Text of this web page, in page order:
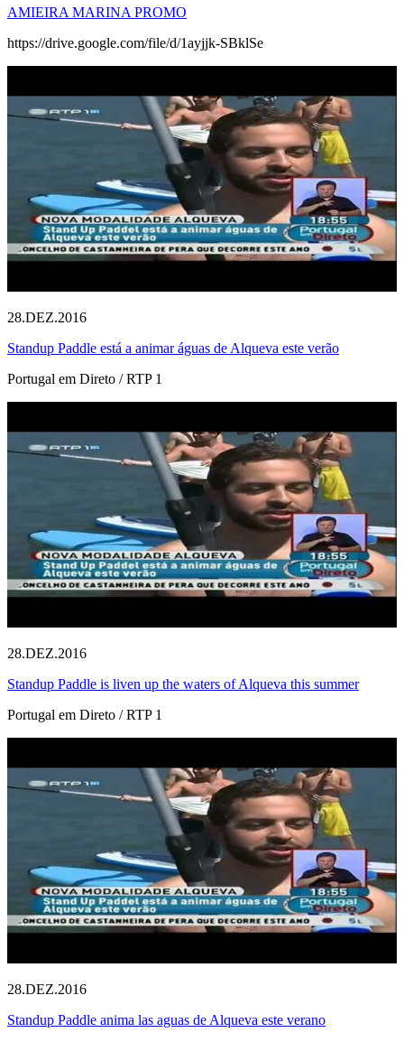
AMIEIRA MARINA PROMO
https://drive.google.com/file/d/1ayjjk-SBklSe
28.DEZ.2016
Standup Paddle está a animar águas de Alqueva este verão
Portugal em Direto / RTP 1
28.DEZ.2016
Standup Paddle is liven up the waters of Alqueva this summer
Portugal em Direto / RTP 1
28.DEZ.2016
Standup Paddle anima las aguas de Alqueva este verano